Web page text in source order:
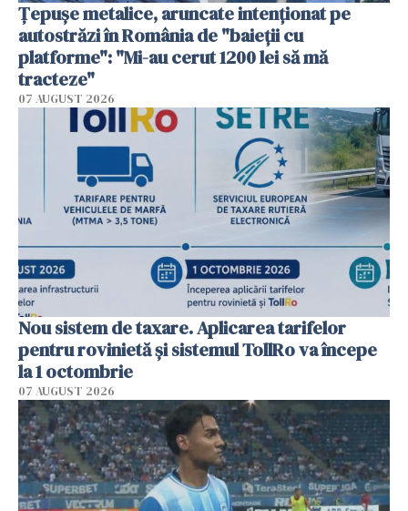
Țepușe metalice, aruncate intenționat pe
autostrăzi în România de "baieții cu
platforme": "Mi-au cerut 1200 lei să mă
tracteze"
07 AUGUST 2026
Nou sistem de taxare. Aplicarea tarifelor
pentru rovinietă şi sistemul TollRo va începe
la 1 octombrie
07 AUGUST 2026